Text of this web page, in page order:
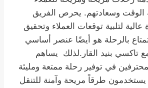
الوقت وسعادتهم. يحرص الفريق
لتلبية توقعات العملاء وتحقيق
بالرحلة هو أيضًا عنصر أساسي
تاكسي بنيد القار.لذلك يساهم
في توفير رحلة ممتعة ومليئة
يستخدمون طرقاً مريحة وآمنة للتنقل